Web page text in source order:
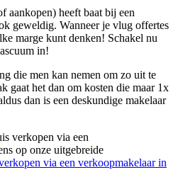
aankopen) heeft baat bij een
geweldig. Wanneer je vlug offertes
marge kunt denken! Schakel nu
in!
die men kan nemen om zo uit te
gaat het dan om kosten die maar 1x
dan is een deskundige makelaar
verkopen via een
op onze uitgebreide
via een verkoopmakelaar in